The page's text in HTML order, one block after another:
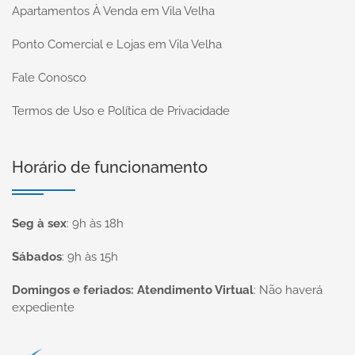
Apartamentos À Venda em Vila Velha
Ponto Comercial e Lojas em Vila Velha
Fale Conosco
Termos de Uso e Política de Privacidade
Horário de funcionamento
Seg à sex: 9h às 18h
Sábados: 9h às 15h
Domingos e feriados: Atendimento Virtual: Não haverá
expediente